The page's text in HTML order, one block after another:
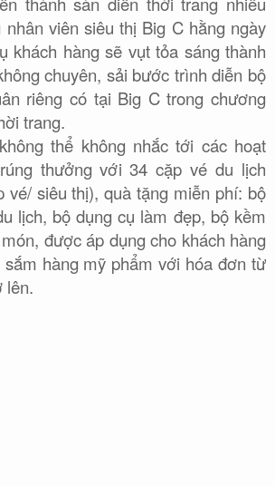
viên siêu thị Big C hằng ngày
khách hàng sẽ vụt tỏa sáng thành
chuyên, sải bước trình diễn bộ
riêng có tại Big C trong chương
trang.
thể không nhắc tới các hoạt
thưởng với 34 cặp vé du lịch
vé/ siêu thị), quà tặng miễn phí: bộ
lịch, bộ dụng cụ làm đẹp, bộ kềm
được áp dụng cho khách hàng
hàng mỹ phẩm với hóa đơn từ
lên.